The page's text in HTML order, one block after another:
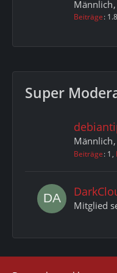
Männlich
Beiträge
Super
Männlich
Beiträge 1
Mitglied